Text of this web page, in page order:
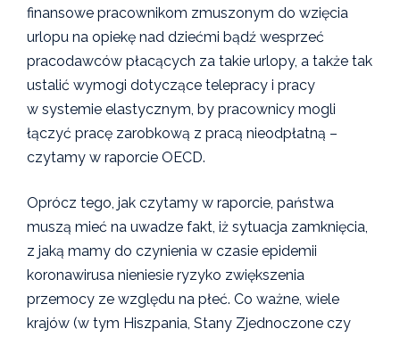
finansowe pracownikom zmuszonym do wzięcia
urlopu na opiekę nad dziećmi bądź wesprzeć
pracodawców płacących za takie urlopy, a także tak
ustalić wymogi dotyczące telepracy i pracy
w systemie elastycznym, by pracownicy mogli
łączyć pracę zarobkową z pracą nieodpłatną –
czytamy w raporcie OECD.
Oprócz tego, jak czytamy w raporcie, państwa
muszą mieć na uwadze fakt, iż sytuacja zamknięcia,
z jaką mamy do czynienia w czasie epidemii
koronawirusa nieniesie ryzyko zwiększenia
przemocy ze względu na płeć. Co ważne, wiele
krajów (w tym Hiszpania, Stany Zjednoczone czy